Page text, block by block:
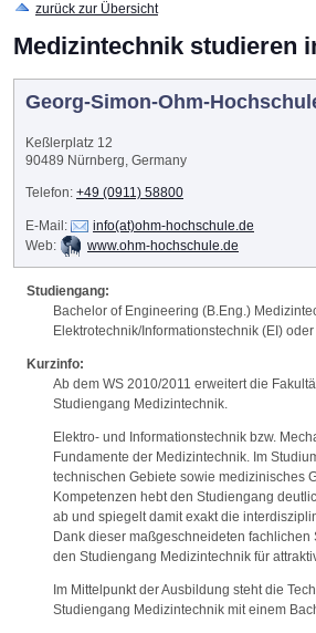
zurück zur Übersicht
Medizintechnik studieren
Georg-Simon-Ohm-
Keßlerplatz 12
90489 Nürnberg Germany
Telefon: +49 (0911) 58800
E-Mail:
info(at)ohm-hochschule.de
Web:
www.ohm-hochschule.de
Studiengang:
Bachelor of Engineering (B.Eng.)
Elektrotechnik/Informationstechnik (EI)
Kurzinfo:
Ab dem WS 2010/2011 erweitert die
Studiengang Medizintechnik.
Elektro- und Informationstechnik bzw.
Fundamente der Medizintechnik. Im
technischen Gebiete sowie medizinisches
Kompetenzen hebt den Studiengang
ab und spiegelt damit exakt die
Dank dieser maßgeschneideten
den Studiengang Medizintechnik für
Im Mittelpunkt der Ausbildung steht die
Studiengang Medizintechnik mit einem